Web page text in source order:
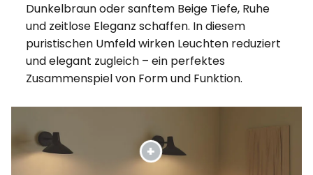
Dunkelbraun oder sanftem Beige Tiefe, Ruhe
und zeitlose Eleganz schaffen. In diesem
puristischen Umfeld wirken Leuchten reduziert
und elegant zugleich – ein perfektes
Zusammenspiel von Form und Funktion.